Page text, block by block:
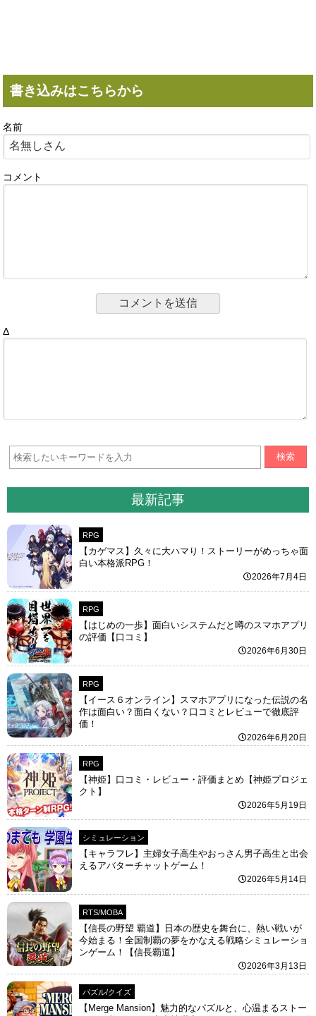
書き込みはこちらから
名前
コメント
Δ
検索
最新記事
RPG
【カゲマス】久々に大ハマり！ストーリーがめっちゃ面
白い本格派RPG！
2026年7月4日
RPG
【はじめの一歩】面白いシステムだと噂のスマホアプリ
の評価【口コミ】
2026年6月30日
RPG
【イース６オンライン】スマホアプリになった伝説の名
作は面白い？面白くない？口コミとレビューで徹底評
価！
2026年6月20日
RPG
【神姫】口コミ・レビュー・評価まとめ【神姫プロジェ
クト】
2026年5月19日
シミュレーション
【キャラフレ】主婦女子高生やおっさん男子高生と出会
えるアバターチャットゲーム！
2026年5月14日
RTS/MOBA
【信長の野望 覇道】日本の歴史を舞台に、熱い戦いが
今始まる！全国制覇の夢をかなえる戦略シミュレーショ
ンゲーム！【信長覇道】
2026年3月13日
パズル/クイズ
【Merge Mansion】魅力的なパズルと、心温まるストー